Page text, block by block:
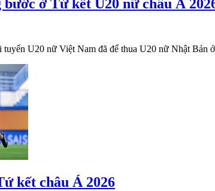
ở Tứ kết U20 nữ châu Á
U20 nữ Việt Nam đã để thua U20 nữ Nhật
kết châu Á 2026